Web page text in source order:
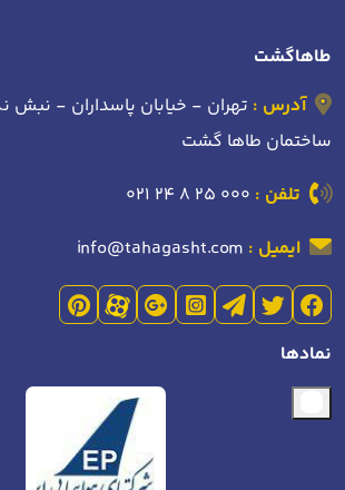
طاهاگشت
آدرس : تهران - خیابان پاسداران -
ساختمان طاها گشت
تلفن : 021 24 8 25 000
ایمیل : info@tahagasht.com
نمادها